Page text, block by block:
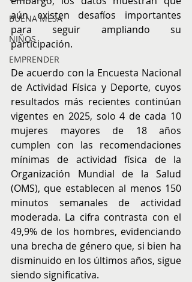
BUENA MESA
NIÑOS
EMPRENDER
aún existen desafíos importantes
para seguir ampliando su
participación.
De acuerdo con la Encuesta Nacional
de Actividad Física y Deporte, cuyos
resultados más recientes continúan
vigentes en 2025, solo 4 de cada 10
mujeres mayores de 18 años
cumplen con las recomendaciones
mínimas de actividad física de la
Organización Mundial de la Salud
(OMS), que establecen al menos 150
minutos semanales de actividad
moderada. La cifra contrasta con el
49,9% de los hombres, evidenciando
una brecha de género que, si bien ha
disminuido en los últimos años, sigue
siendo significativa.